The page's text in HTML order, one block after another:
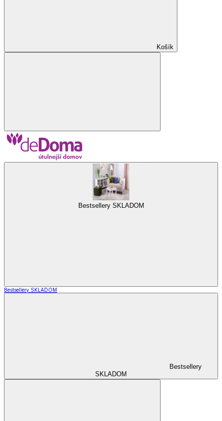
Košík
Bestsellery SKLADOM
Bestsellery SKLADOM
Bestsellery
SKLADOM